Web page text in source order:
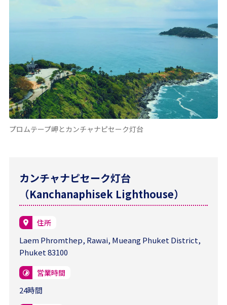
プロムテープ岬とカンチャナピセーク灯台
カンチャナピセーク灯台
（Kanchanaphisek Lighthouse）
住所
Laem Phromthep, Rawai, Mueang Phuket District,
Phuket 83100
営業時間
24時間